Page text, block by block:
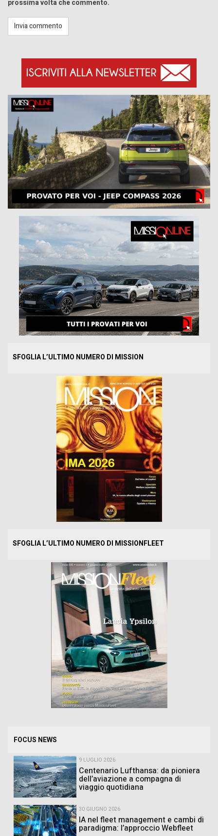
prossima volta che commento.
SFOGLIA L’ULTIMO NUMERO DI MISSION
SFOGLIA L’ULTIMO NUMERO DI MISSIONFLEET
FOCUS NEWS
9 LUGLIO 2026
Centenario Lufthansa: da pioniera
dell’aviazione a compagna di
viaggio quotidiana
30 GIUGNO 2026
IA nel fleet management e cambi di
paradigma: l’approccio Webfleet